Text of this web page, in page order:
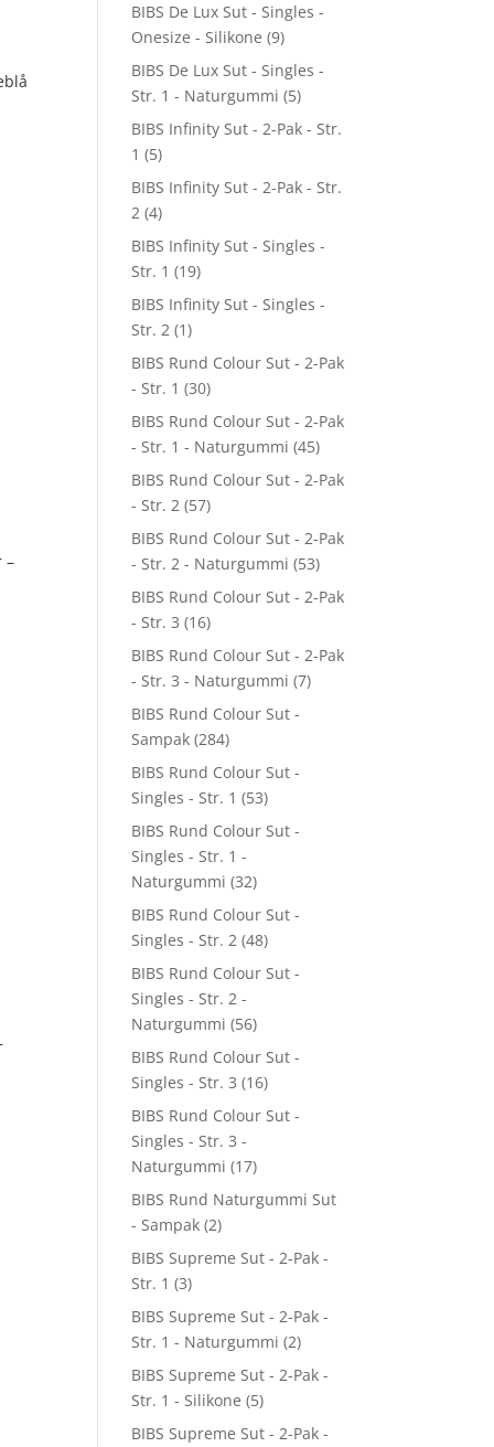
–
BIBS De Lux Sut - Singles -
Onesize - Silikone (9)
BIBS De Lux Sut - Singles -
Str. 1 - Naturgummi (5)
BIBS Infinity Sut - 2-Pak - Str.
1 (5)
BIBS Infinity Sut - 2-Pak - Str.
2 (4)
BIBS Infinity Sut - Singles -
Str. 1 (19)
BIBS Infinity Sut - Singles -
Str. 2 (1)
BIBS Rund Colour Sut - 2-Pak
- Str. 1 (30)
BIBS Rund Colour Sut - 2-Pak
- Str. 1 - Naturgummi (45)
BIBS Rund Colour Sut - 2-Pak
- Str. 2 (57)
BIBS Rund Colour Sut - 2-Pak
- Str. 2 - Naturgummi (53)
BIBS Rund Colour Sut - 2-Pak
- Str. 3 (16)
BIBS Rund Colour Sut - 2-Pak
- Str. 3 - Naturgummi (7)
BIBS Rund Colour Sut -
Sampak (284)
BIBS Rund Colour Sut -
Singles - Str. 1 (53)
BIBS Rund Colour Sut -
Singles - Str. 1 -
Naturgummi (32)
BIBS Rund Colour Sut -
Singles - Str. 2 (48)
BIBS Rund Colour Sut -
Singles - Str. 2 -
Naturgummi (56)
BIBS Rund Colour Sut -
Singles - Str. 3 (16)
BIBS Rund Colour Sut -
Singles - Str. 3 -
Naturgummi (17)
BIBS Rund Naturgummi Sut
- Sampak (2)
BIBS Supreme Sut - 2-Pak -
Str. 1 (3)
BIBS Supreme Sut - 2-Pak -
Str. 1 - Naturgummi (2)
BIBS Supreme Sut - 2-Pak -
Str. 1 - Silikone (5)
BIBS Supreme Sut - 2-Pak -